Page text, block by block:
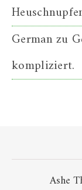
Germanzu
kompliziert.
Ashe